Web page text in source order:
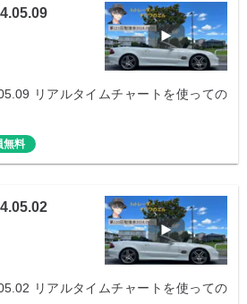
リアルタイムチャートを使っての
無料
リアルタイムチャートを使っての